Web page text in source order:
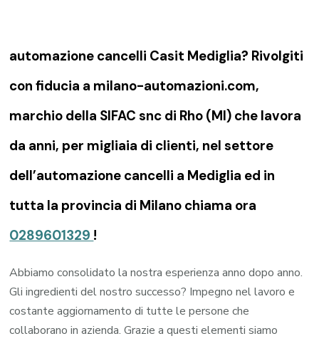
automazione cancelli Casit Mediglia? Rivolgiti
con fiducia a milano-automazioni.com,
marchio della SIFAC snc di Rho (MI) che lavora
da anni, per migliaia di clienti, nel settore
dell’automazione cancelli a Mediglia ed in
tutta la provincia di Milano chiama ora
0289601329 !
Abbiamo consolidato la nostra esperienza anno dopo anno.
Gli ingredienti del nostro successo? Impegno nel lavoro e
costante aggiornamento di tutte le persone che
collaborano in azienda. Grazie a questi elementi siamo